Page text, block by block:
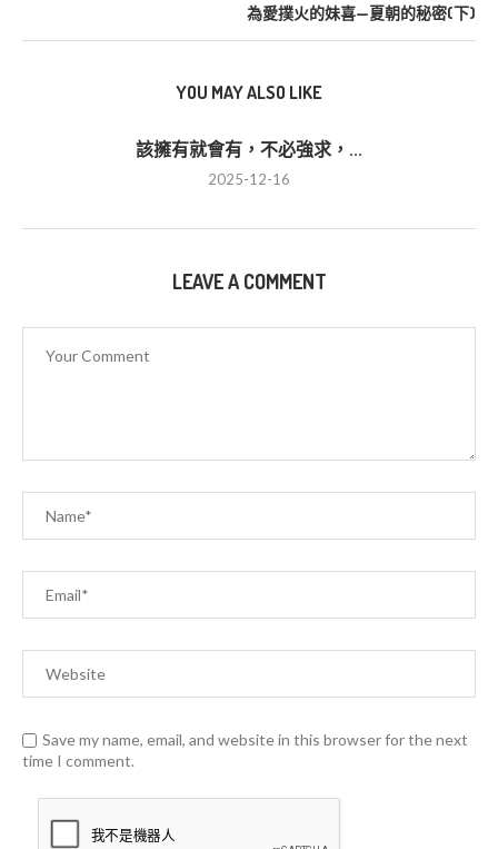
為愛撲火的妹喜—夏朝的秘密(下)
YOU MAY ALSO LIKE
該擁有就會有，不必強求，...
2025-12-16
LEAVE A COMMENT
Save my name, email, and website in this browser for the next
time I comment.